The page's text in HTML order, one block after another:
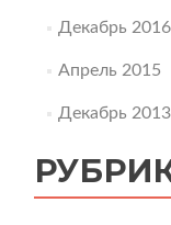
Декабрь 2016
Апрель 2015
Декабрь 2013